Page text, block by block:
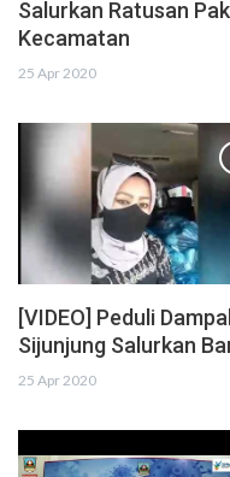
Salurkan Ratusan
Kecamatan
25 Apr 2020
[VIDEO] Peduli
Sijunjung Salurkan
25 Apr 2020